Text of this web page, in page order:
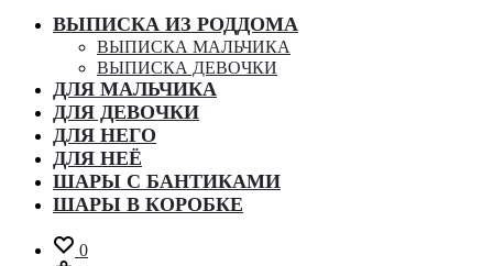
ВЫПИСКА ИЗ РОДДОМА
ВЫПИСКА МАЛЬЧИКА
ВЫПИСКА ДЕВОЧКИ
ДЛЯ МАЛЬЧИКА
ДЛЯ ДЕВОЧКИ
ДЛЯ НЕГО
ДЛЯ НЕЁ
ШАРЫ С БАНТИКАМИ
ШАРЫ В КОРОБКЕ
0